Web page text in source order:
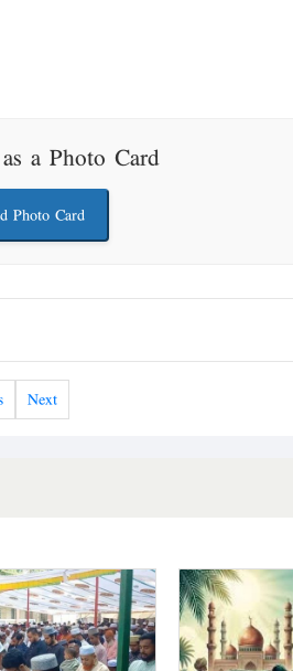
a Photo Card
Photo Card
Next